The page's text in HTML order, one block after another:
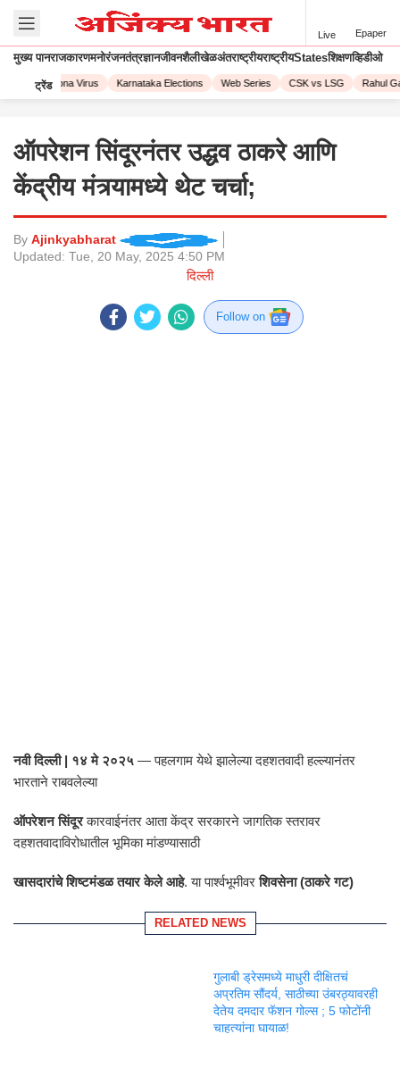
Live Epaper
मुख्य पानराजकारणमनोरंजनतंत्रज्ञानजीवनशैलीखेळअंतराष्ट्रीयराष्ट्रीयStatesशिक्षणव्हिडीओ
ट्रेंड
Corona Virus Karnataka Elections Web Series CSK vs LSG Rahul
ऑपरेशन सिंदूरनंतर उद्धव ठाकरे आणि
केंद्रीय मंत्र्यामध्ये थेट चर्चा;
By Ajinkyabharat
Updated: Tue, 20 May, 2025 4:50 PM
दिल्ली
Follow on
नवी दिल्ली | १४ मे २०२५ — पहलगाम येथे झालेल्या दहशतवादी हल्ल्यानंतर
भारताने राबवलेल्या
ऑपरेशन सिंदूरकारवाईनंतर आता केंद्र सरकारने जागतिक स्तरावर
दहशतवादाविरोधातील भूमिका मांडण्यासाठी
खासदारांचे शिष्टमंडळ तयार केले आहे. या पार्श्वभूमीवरशिवसेना (ठाकरे गट)
RELATED NEWS
गुलाबी ड्रेसमध्ये माधुरी दीक्षितचं
अप्रतिम सौंदर्य, साठीच्या उंबरठ्यावरही
देतेय दमदार फॅशन गोल्स ; 5 फोटोंनी
चाहत्यांना घायाळ!